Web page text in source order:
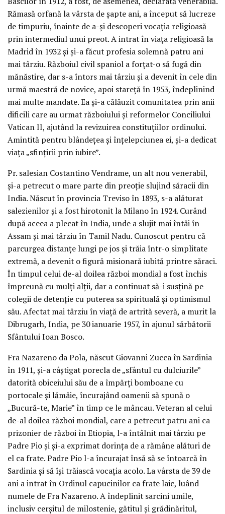
Rămasă orfană la vârsta de șapte ani, a început să lucreze
de timpuriu, înainte de a-și descoperi vocația religioasă
prin intermediul unui preot. A intrat în viața religioasă la
Madrid în 1932 și și-a făcut profesia solemnă patru ani
mai târziu. Războiul civil spaniol a forțat-o să fugă din
mănăstire, dar s-a întors mai târziu și a devenit în cele din
urmă maestră de novice, apoi stareță în 1953, îndeplinind
mai multe mandate. Ea și-a călăuzit comunitatea prin anii
dificili care au urmat războiului și reformelor Conciliului
Vatican II, ajutând la revizuirea constituțiilor ordinului.
Amintită pentru blândețea și înțelepciunea ei, și-a dedicat
viața „sfințirii prin iubire”.
Pr. salesian Costantino Vendrame, un alt nou venerabil,
și-a petrecut o mare parte din preoție slujind săracii din
India. Născut în provincia Treviso în 1893, s-a alăturat
salezienilor și a fost hirotonit la Milano în 1924. Curând
după aceea a plecat în India, unde a slujit mai întâi în
Assam și mai târziu în Tamil Nadu. Cunoscut pentru că
parcurgea distanțe lungi pe jos și trăia într-o simplitate
extremă, a devenit o figură misionară iubită printre săraci.
În timpul celui de-al doilea război mondial a fost închis
împreună cu mulți alții, dar a continuat să-i susțină pe
colegii de detenție cu puterea sa spirituală și optimismul
său. Afectat mai târziu în viață de artrită severă, a murit la
Dibrugarh, India, pe 30 ianuarie 1957, în ajunul sărbătorii
Sfântului Ioan Bosco.
Fra Nazareno da Pola, născut Giovanni Zucca în Sardinia
în 1911, și-a câștigat porecla de „sfântul cu dulciurile”
datorită obiceiului său de a împărți bomboane cu
portocale și lămâie, încurajând oamenii să spună o
„Bucură-te, Marie” în timp ce le mâncau. Veteran al celui
de-al doilea război mondial, care a petrecut patru ani ca
prizonier de război în Etiopia, l-a întâlnit mai târziu pe
Padre Pio și și-a exprimat dorința de a rămâne alături de
el ca frate. Padre Pio l-a încurajat însă să se întoarcă în
Sardinia și să își trăiască vocația acolo. La vârsta de 39 de
ani a intrat în Ordinul capucinilor ca frate laic, luând
numele de Fra Nazareno. A îndeplinit sarcini umile,
inclusiv cerșitul de milostenie, gătitul și grădinăritul,